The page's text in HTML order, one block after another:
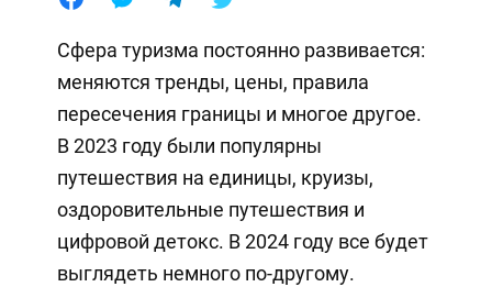
Сфера туризма постоянно развивается:
меняются тренды, цены, правила
пересечения границы и многое другое.
В 2023 году были популярны
путешествия на единицы, круизы,
оздоровительные путешествия и
цифровой детокс. В 2024 году все будет
выглядеть немного по-другому.